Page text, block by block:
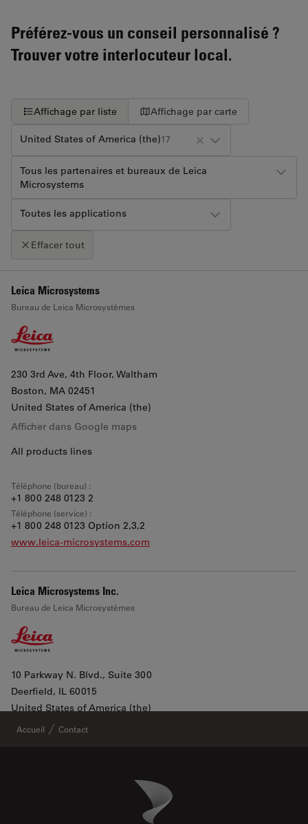
Préférez-vous un conseil personnalisé ?
Trouver votre interlocuteur local.
Affichage par liste Affichage par carte
United States of America (the)17
Tous les partenaires et bureaux de Leica
Microsystems
Toutes les applications
Effacer tout
+
−
Leaflet |©
Cliquez sur la carte pour activer le zoom avec la molette
Leica Microsystems
Bureau de Leica Microsystèmes
230 3rd Ave, 4th Floor, Waltham
Boston, MA 02451
United States of America (the)
Afficher dans Google maps
All products lines
Téléphone (bureau) :
+1 800 248 0123 2
Téléphone (service) :
+1 800 248 0123 Option 2,3,2
www.leica-microsystems.com
Leica Microsystems Inc.
Bureau de Leica Microsystèmes
10 Parkway N. Blvd., Suite 300
Deerfield, IL 60015
United States of America (the)
Afficher dans Google maps
Accueil Contact
Danaher Logo